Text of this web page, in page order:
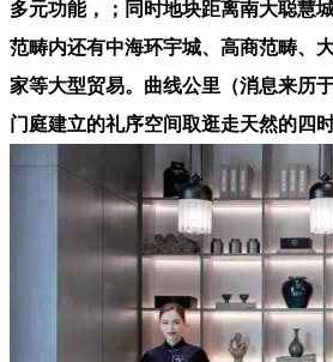
多元功能，；同时地块距离南大聪慧
范畴内还有中海环宇城、高商范畴、
家等大型贸易。曲线公里（消息来历
门庭建立的礼序空间取逛走天然的四